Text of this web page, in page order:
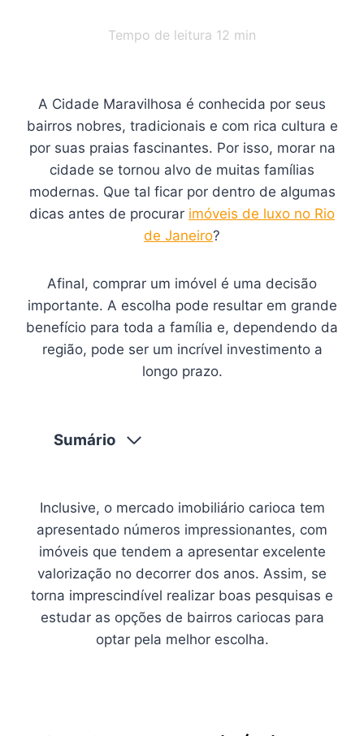
Tempo de leitura 12 min
A Cidade Maravilhosa é conhecida por seus
bairros nobres, tradicionais e com rica cultura e
por suas praias fascinantes. Por isso, morar na
cidade se tornou alvo de muitas famílias
modernas. Que tal ficar por dentro de algumas
dicas antes de procurar imóveis de luxo no Rio
de Janeiro?
Afinal, comprar um imóvel é uma decisão
importante. A escolha pode resultar em grande
benefício para toda a família e, dependendo da
região, pode ser um incrível investimento a
longo prazo.
Sumário
Inclusive, o mercado imobiliário carioca tem
apresentado números impressionantes, com
imóveis que tendem a apresentar excelente
valorização no decorrer dos anos. Assim, se
torna imprescindível realizar boas pesquisas e
estudar as opções de bairros cariocas para
optar pela melhor escolha.